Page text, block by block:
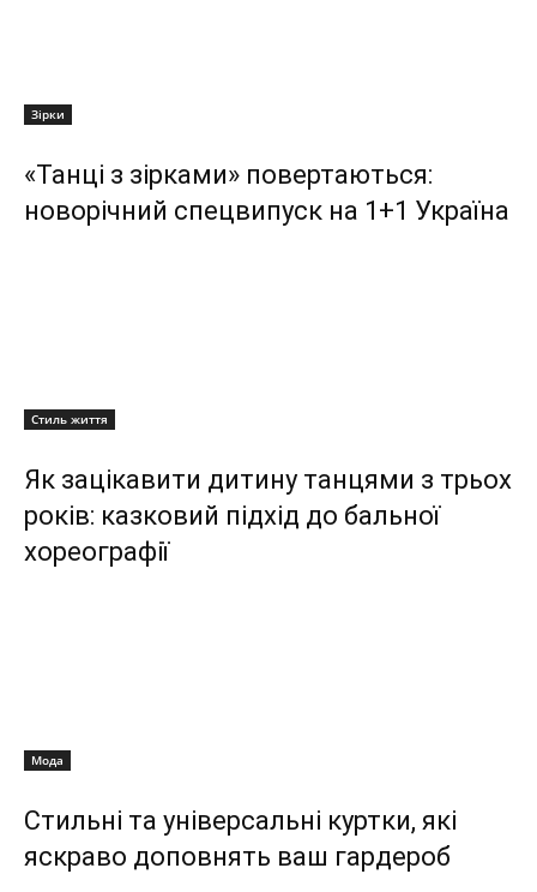
Зірки
«Танці з зірками» повертаються:
новорічний спецвипуск на 1+1 Україна
Стиль життя
Як зацікавити дитину танцями з трьох
років: казковий підхід до бальної
хореографії
Мода
Стильні та універсальні куртки, які
яскраво доповнять ваш гардероб